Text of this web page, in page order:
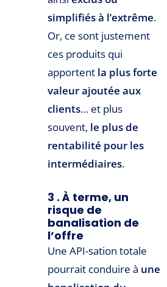
simplifiés à l’extrême.
Or, ce sont justement
ces produits qui
apportent la plus forte
valeur ajoutée aux
clients… et plus
souvent, le plus de
rentabilité pour les
intermédiaires.
3 . À terme, un
risque de
banalisation de
l’offre
Une API-sation totale
pourrait conduire à une